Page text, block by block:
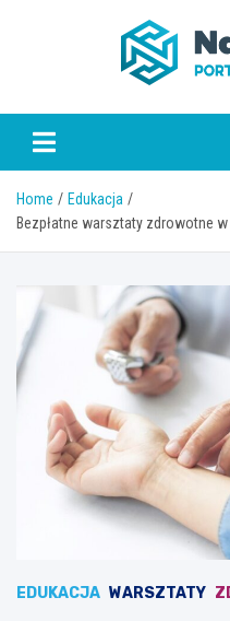
Home
Edukacja
Bezpłatne warsztaty zdrowotne
EDUKACJA WARSZTATY